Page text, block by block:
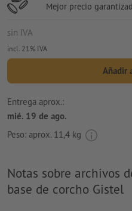
Mejor precio
sin IVA
incl. 21% IVA
Añadir
Entrega aprox.:
mié. 19 de ago.
Peso: aprox. 11,4 kg
Notas sobre archivos
base de corcho Gistel